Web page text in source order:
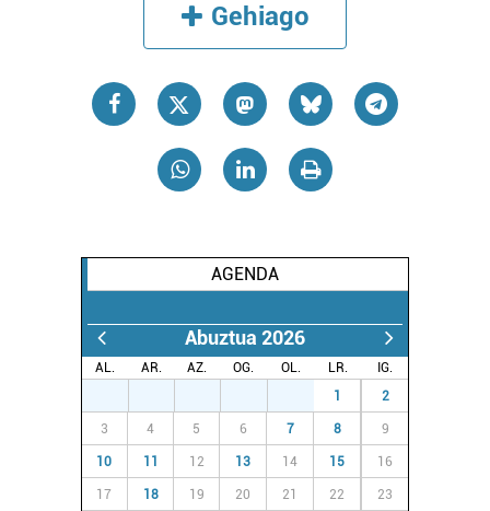
Gehiago
AGENDA
Abuztua 2026
AL. AR. AZ. OG. OL. LR.
IG.
1 2
3 4 5 6 7 8 9
10 11 12 13 14 15 16
17 18 19 20 21 22 23